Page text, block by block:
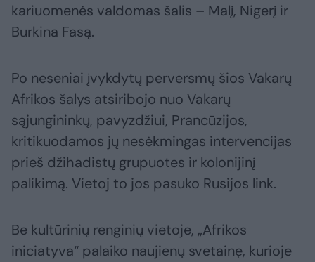
kariuomenės valdomas šalis – Malį, Nigerį ir
Burkina Fasą.
Po neseniai įvykdytų perversmų šios Vakarų
Afrikos šalys atsiribojo nuo Vakarų
sąjungininkų, pavyzdžiui, Prancūzijos,
kritikuodamos jų nesėkmingas intervencijas
prieš džihadistų grupuotes ir kolonijinį
palikimą. Vietoj to jos pasuko Rusijos link.
Be kultūrinių renginių vietoje, „Afrikos
iniciatyva“ palaiko naujienų svetainę, kurioje